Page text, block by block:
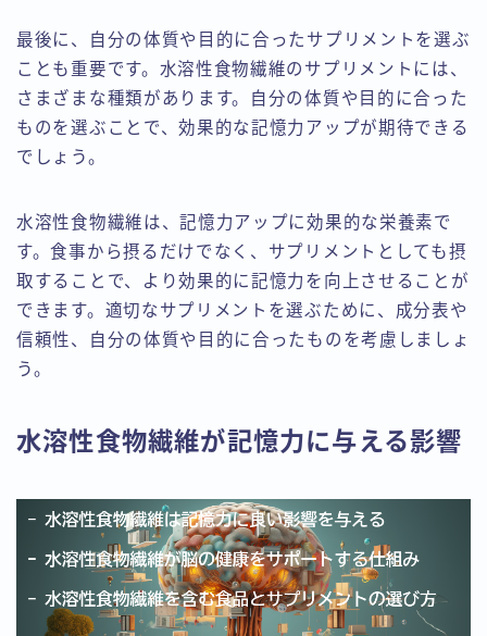
最後に、自分の体質や目的に合ったサプリメントを選ぶ
ことも重要です。水溶性食物繊維のサプリメントには、
さまざまな種類があります。自分の体質や目的に合った
ものを選ぶことで、効果的な記憶力アップが期待できる
でしょう。
水溶性食物繊維は、記憶力アップに効果的な栄養素で
す。食事から摂るだけでなく、サプリメントとしても摂
取することで、より効果的に記憶力を向上させることが
できます。適切なサプリメントを選ぶために、成分表や
信頼性、自分の体質や目的に合ったものを考慮しましょ
う。
水溶性食物繊維が記憶力に与える影響